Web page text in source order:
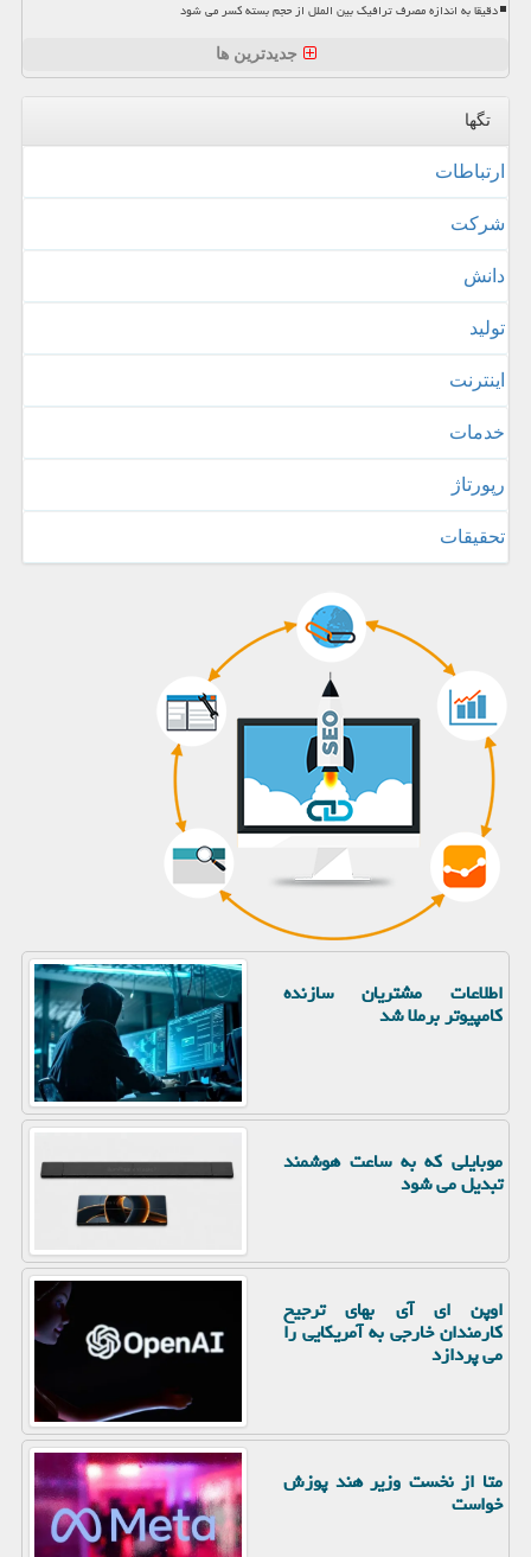
دقیقا به اندازه مصرف ترافیک بین الملل از حجم بسته کسر می شود
جدیدترین ها
تگها
ارتباطات
شركت
دانش
تولید
اینترنت
خدمات
رپورتاژ
تحقیقات
اطلاعات مشتریان سازنده
کامپیوتر برملا شد
موبایلی که به ساعت هوشمند
تبدیل می شود
اوپن ای آی بهای ترجیح
کارمندان خارجی به آمریکایی را
می پردازد
متا از نخست وزیر هند پوزش
خواست